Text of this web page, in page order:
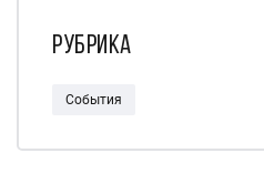
Рубрика
События